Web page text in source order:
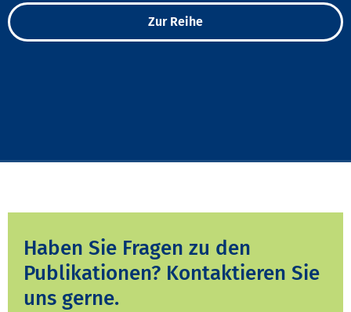
Zur Reihe
Haben Sie Fragen zu den
Publikationen? Kontaktieren Sie
uns gerne.